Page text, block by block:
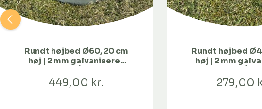
Rundt højbed Ø60, 20 cm
høj | 2 mm galvaniseret
449,00 kr.
Rundt højbed
høj | 2 mm
279,00